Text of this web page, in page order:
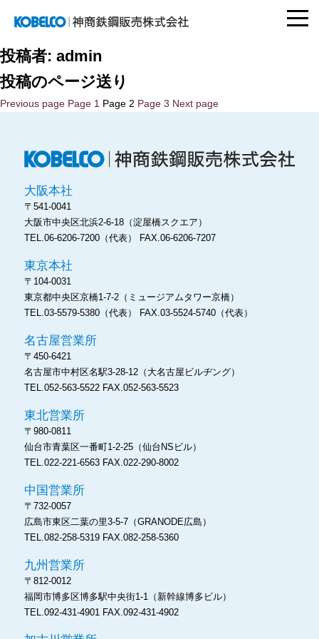
神商鉄鋼販売株式
会社
投稿者: admin
投稿のページ送り
Previous page Page 1 Page 2 Page 3 Next page
大阪本社
〒541-0041
大阪市中央区北浜2-6-18（淀屋橋スクエア）
TEL.06-6206-7200（代表）
FAX.06-6206-7207
東京本社
〒104-0031
東京都中央区京橋1-7-2（ミュージアムタワー京橋）
TEL.03-5579-5380（代表）
FAX.03-5524-5740（代表）
名古屋営業所
〒450-6421
名古屋市中村区名駅3-28-12（大名古屋ビルヂング）
TEL.052-563-5522FAX.052-563-5523
東北営業所
〒980-0811
仙台市青葉区一番町1-2-25（仙台NSビル）
TEL.022-221-6563FAX.022-290-8002
中国営業所
〒732-0057
広島市東区二葉の里3-5-7（GRANODE広島）
TEL.082-258-5319FAX.082-258-5360
九州営業所
〒812-0012
福岡市博多区博多駅中央街1-1
（新幹線博多ビル）
TEL.092-431-4901 FAX.092-431-4902